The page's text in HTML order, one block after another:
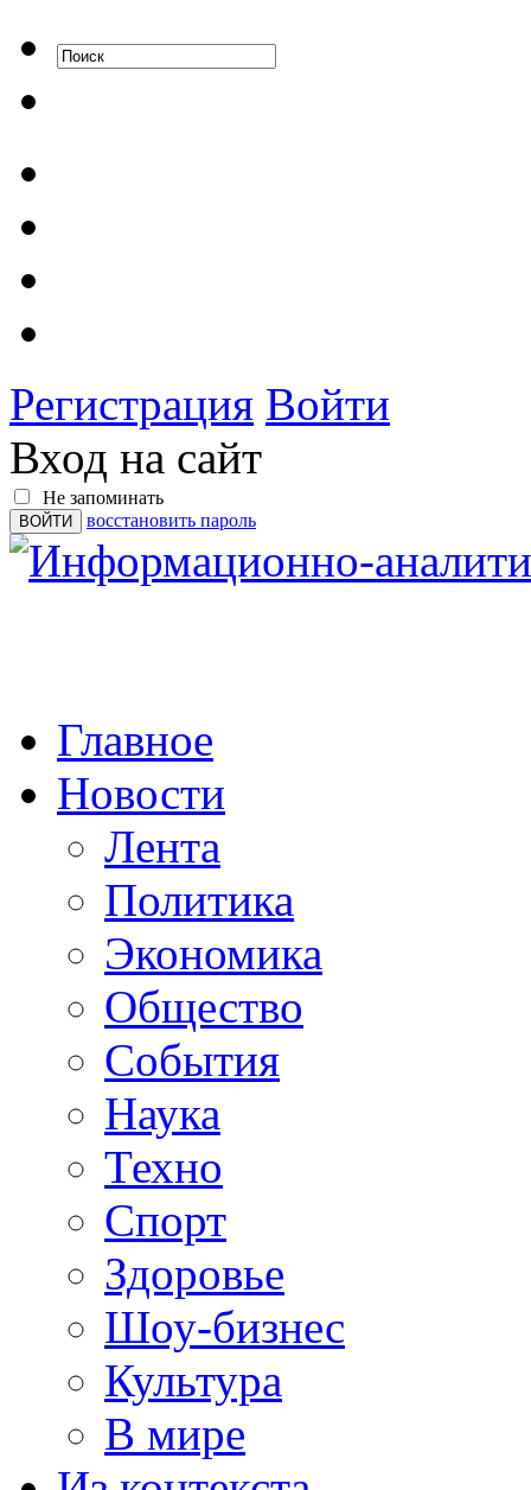
Регистрация Войти
Вход на сайт
Не запоминать
восстановить пароль
Главное
Новости
Лента
Политика
Экономика
Общество
События
Наука
Техно
Спорт
Здоровье
Шоу-бизнес
Культура
В мире